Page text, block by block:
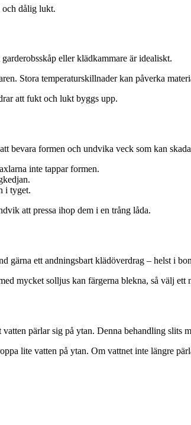
och dålig lukt.
eller klädkammare är idealiskt.
Stora temperaturskillnader kan påverka
att fukt och lukt byggs upp.
bevara formen och undvika veck som kan
inte tappar formen.
i tyget.
att pressa ihop dem i en trång låda.
gärna ett andningsbart klädöverdrag – helst i
mycket solljus kan färgerna blekna, så välj ett
pärlar sig på ytan. Denna behandling slits
lite vatten på ytan. Om vattnet inte längre